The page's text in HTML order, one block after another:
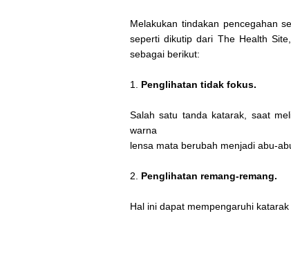
Melakukan tindakan pencegahan
seperti dikutip dari The Health
sebagai berikut:
1. Penglihatan tidak fokus.
Salah satu tanda katarak, saat
warna
lensa mata berubah menjadi abu-
2. Penglihatan remang-remang.
Hal ini dapat mempengaruhi